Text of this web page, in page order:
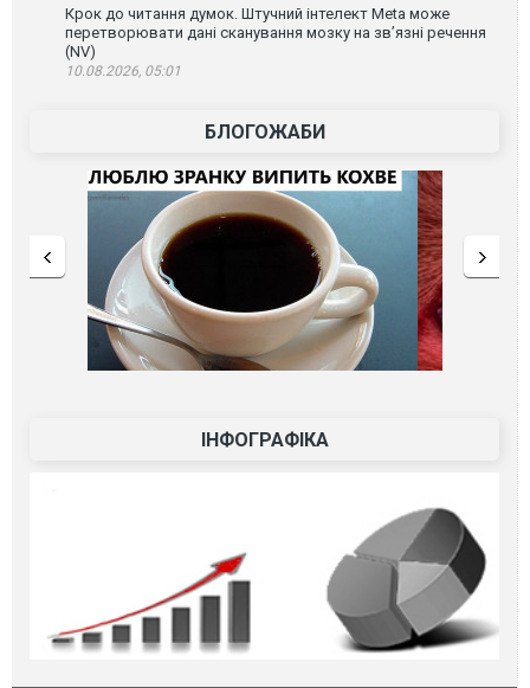
Крок до читання думок. Штучний інтелект Meta може
перетворювати дані сканування мозку на зв’язні речення
(NV)
10.08.2026, 05:01
БЛОГОЖАБИ
ІНФОГРАФІКА